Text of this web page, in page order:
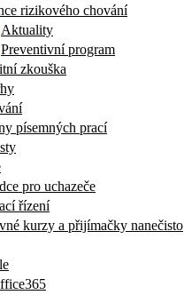
rizikového chování
Aktuality
Preventivní program
zkouška
písemných prací
pro uchazeče
řízení
kurzy a přijímačky nanečisto